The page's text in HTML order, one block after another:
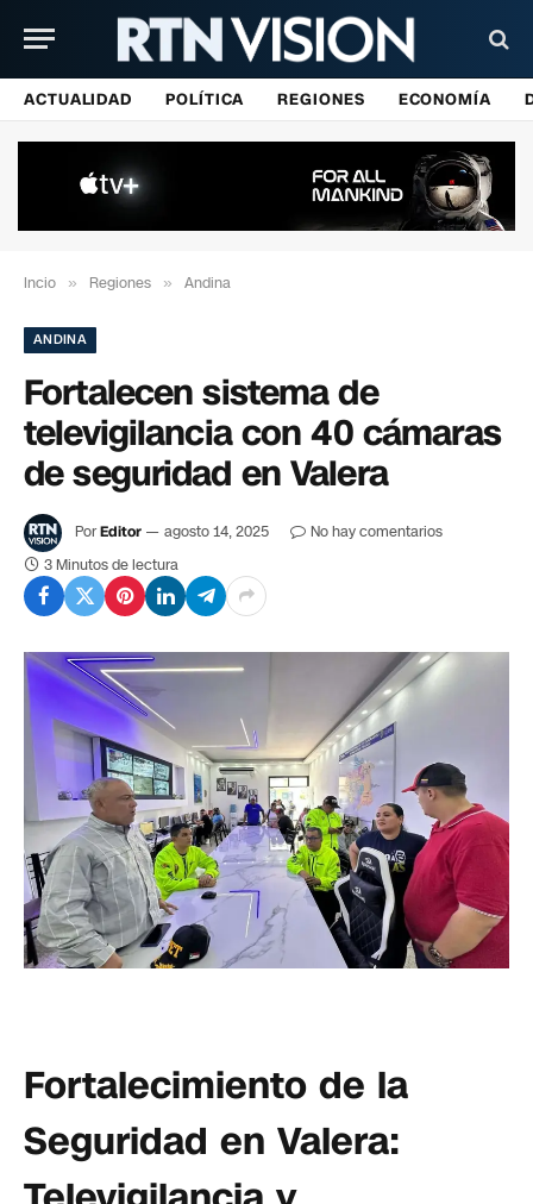
ACTUALIDAD POLÍTICA REGIONES ECONOMÍA
Incio » Regiones » Andina
ANDINA
Fortalecen sistema de
televigilancia con 40 cámaras
de seguridad en Valera
PorEditor agosto 14, 2025
No hay comentarios
3 Minutos de lectura
Fortalecimiento de la
Seguridad en Valera: